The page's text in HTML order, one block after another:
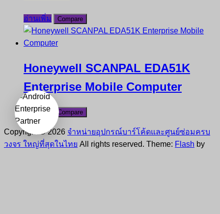
อ่านเพิ่ม Compare
Honeywell SCANPAL EDA51K
Enterprise Mobile Computer
อ่านเพิ่ม Compare
Copyright © 2026 จำหน่ายอุปกรณ์บาร์โค้ดและศูนย์ซ่อมครบ
วงจร ใหญ่ที่สุดในไทย All rights reserved. Theme: Flash by